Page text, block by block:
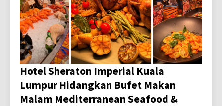
Hotel Sheraton Imperial Kuala
Lumpur Hidangkan Bufet Makan
Malam Mediterranean Seafood &